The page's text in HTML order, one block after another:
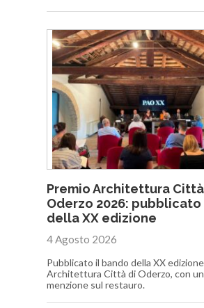
Premio Architettura
Oderzo 2026:
della XX edizione
4 Agosto 2026
Pubblicato il bando della XX
Architettura Città di Oderzo, con
menzione sul restauro.